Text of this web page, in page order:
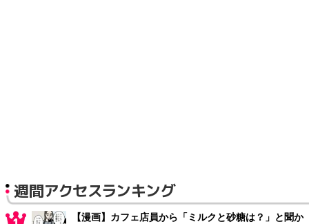
週間アクセスランキング
【漫画】カフェ店員から「ミルクと砂糖は？」と聞か